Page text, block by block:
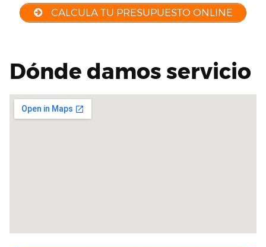
CALCULA TU PRESUPUESTO ONLINE
Dónde damos servicio